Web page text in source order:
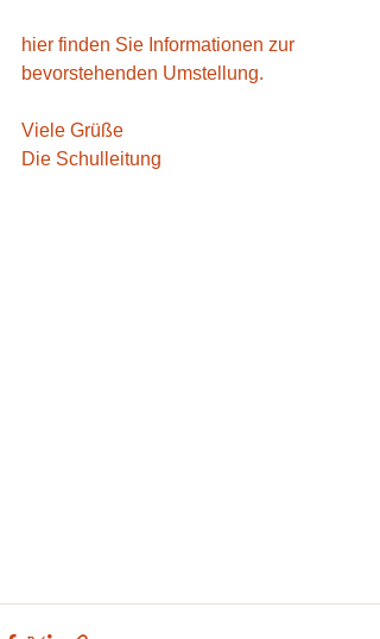
hier finden Sie Informationen zur
bevorstehenden Umstellung.
Viele Grüße
Die Schulleitung